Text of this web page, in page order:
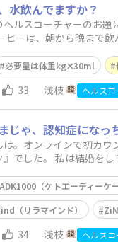
水飲んでますか？
ヘルスコーチャーのお
ヒーは、朝から晩まで
必要量は体重kg✕30ml
33 浅枝 ヘルス
じゃ、認知症になっ
は。オンラインで初カ
』でした。 私は結婚を
（ケトエーディーケ
（リラマインド）
34 浅枝 ヘルス